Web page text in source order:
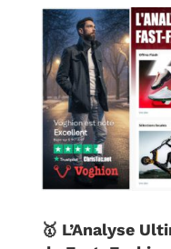
🥇 L’Analyse